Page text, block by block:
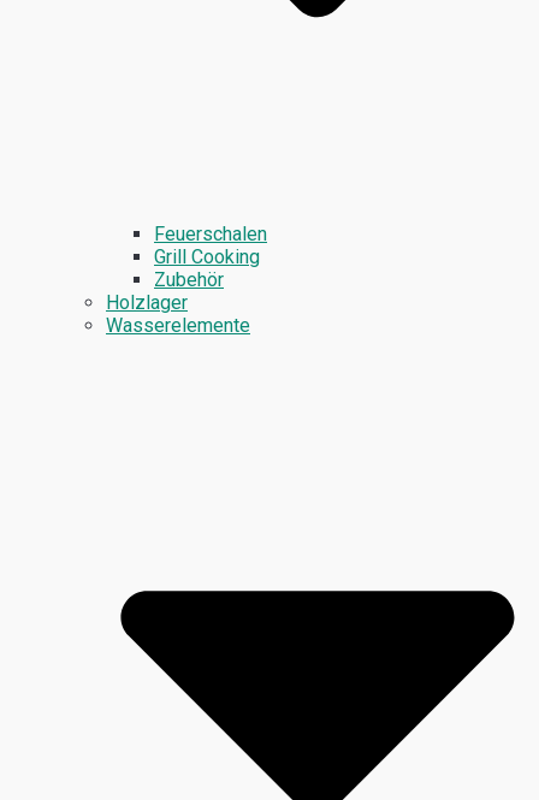
Feuerschalen
Grill Cooking
Zubehör
Holzlager
Wasserelemente